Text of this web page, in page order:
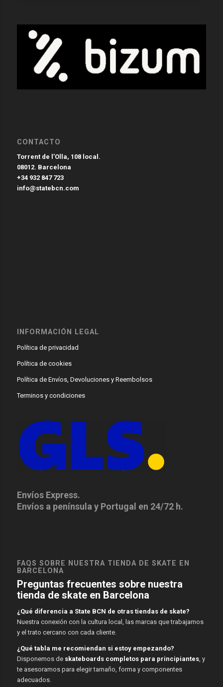
CONTACTO
Torrent de l’Olla, 108 local.
08012. Barcelona
+34 932 847 723
info@statebcn.com
INFORMACIÓN LEGAL
Política de privacidad
Política de cookies
Política de Envíos, Devoluciones y Reembolsos
Terminos y condiciones
Envíos Express.
Envíos a península y Portugal en 24/72 h.
FAQS SOBRE NUESTRA TIENDA DE SKATE EN
BARCELONA
Preguntas frecuentes sobre nuestra
tienda de skate en Barcelona
¿Qué diferencia a State BCN de otras tiendas de skate?
Nuestra conexión con la cultura local, las marcas que trabajamos
y el trato cercano con cada cliente.
¿Qué tabla me recomiendan si estoy empezando?
Disponemos de skateboards completos para principiantes, y
te asesoramos para elegir tamaño, forma y componentes
adecuados.